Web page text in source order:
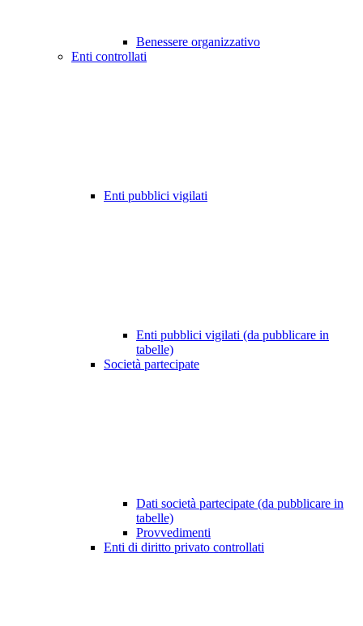
Benessere organizzativo
Enti controllati
Enti pubblici vigilati
Enti pubblici vigilati (da pubblicare in
tabelle)
Società partecipate
Dati società partecipate (da pubblicare in
tabelle)
Provvedimenti
Enti di diritto privato controllati